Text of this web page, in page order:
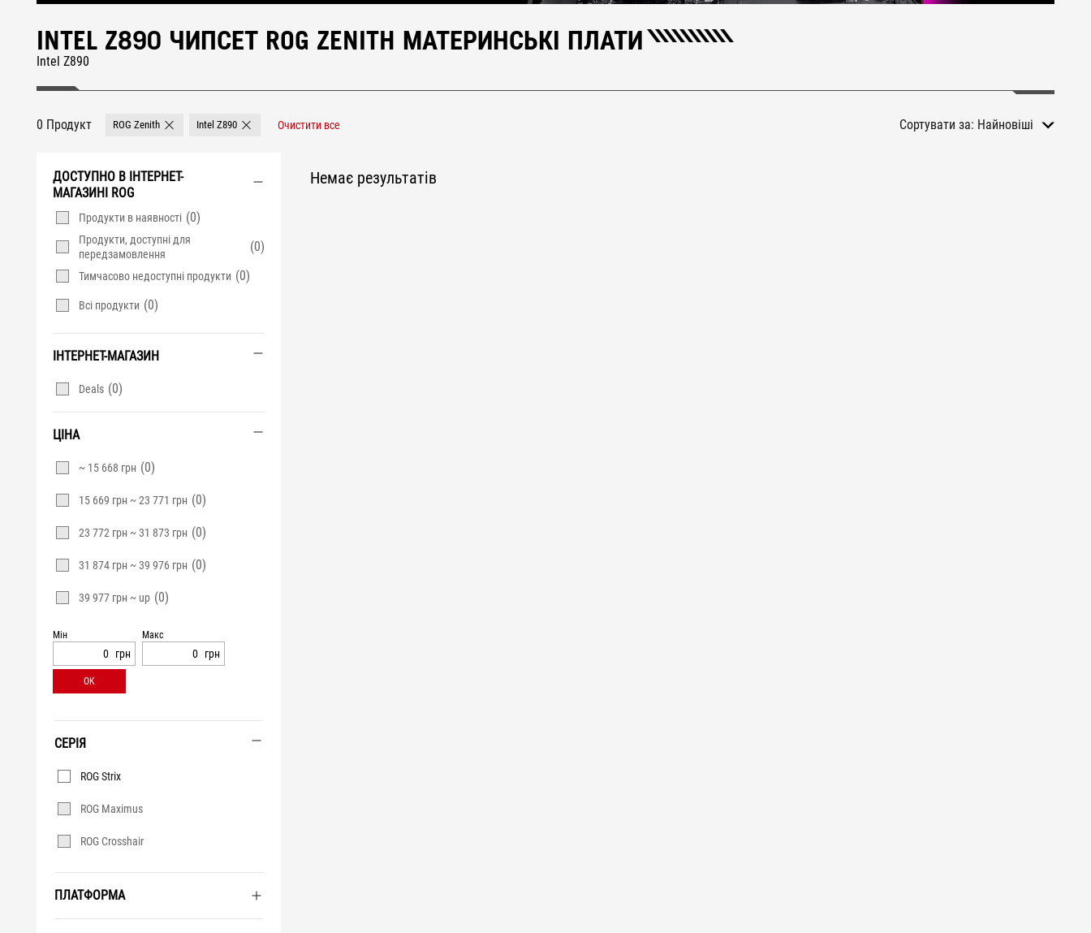
INTEL Z890 ЧИПСЕТ ROG ZENITH МАТЕРИНСЬКІ ПЛАТИ
Intel Z890
0 Продукт ROG Zenith Remove ROG Zenith
Intel Z890 Remove Intel Z890
Очистити все Сортувати за: Найновіші
ДОСТУПНО В ІНТЕРНЕТ-
МАГАЗИНІ ROG
Продукти в наявності (0)
Продукти, доступні для
передзамовлення
(0)
Тимчасово недоступні продукти (0)
Всі продукти (0)
ІНТЕРНЕТ-МАГАЗИН
Deals (0)
ЦІНА
~ 15 668 грн (0)
15 669 грн ~ 23 771 грн (0)
23 772 грн ~ 31 873 грн (0)
31 874 грн ~ 39 976 грн (0)
39 977 грн ~ up (0)
Мін
грн
Макс
грн
OK
СЕРІЯ
Серія
ROG Maximus
ROG Crosshair
ROG Strix
ПЛАТФОРМА
Немає результатів